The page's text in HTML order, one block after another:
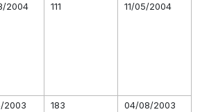
2004 111 11/05/2004
2003 183 04/08/2003